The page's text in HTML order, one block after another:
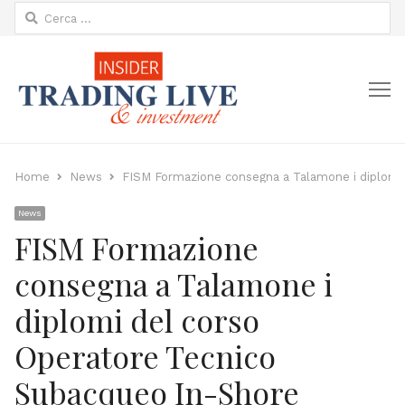
Ricerca
per:
Home News FISM Formazione consegna a Talamone i
News
FISM Formazione
consegna a Talamone i
diplomi del corso
Operatore Tecnico
Subacqueo In-Shore